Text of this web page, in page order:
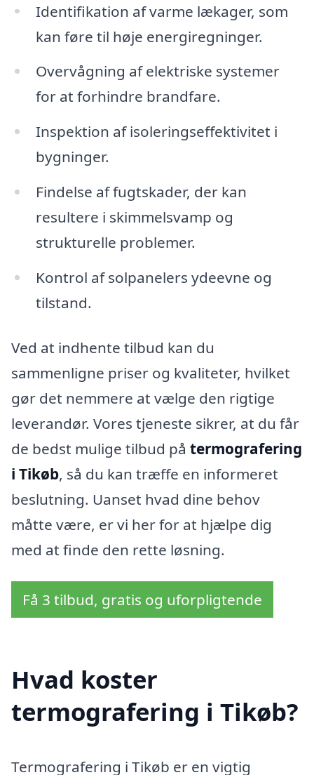
Identifikation af varme lækager, som
kan føre til høje energiregninger.
Overvågning af elektriske systemer
for at forhindre brandfare.
Inspektion af isoleringseffektivitet i
bygninger.
Findelse af fugtskader, der kan
resultere i skimmelsvamp og
strukturelle problemer.
Kontrol af solpanelers ydeevne og
tilstand.
Ved at indhente tilbud kan du
sammenligne priser og kvaliteter, hvilket
gør det nemmere at vælge den rigtige
leverandør. Vores tjeneste sikrer, at du får
de bedst mulige tilbud på termografering
i Tikøb, så du kan træffe en informeret
beslutning. Uanset hvad dine behov
måtte være, er vi her for at hjælpe dig
med at finde den rette løsning.
Få 3 tilbud, gratis og uforpligtende
Hvad koster
termografering i Tikøb?
Termografering i Tikøb er en vigtig